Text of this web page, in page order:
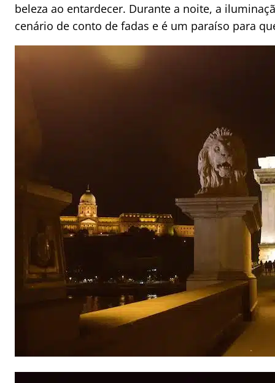
beleza ao entardecer. Durante a noite, a
cenário de conto de fadas e é um paraíso para